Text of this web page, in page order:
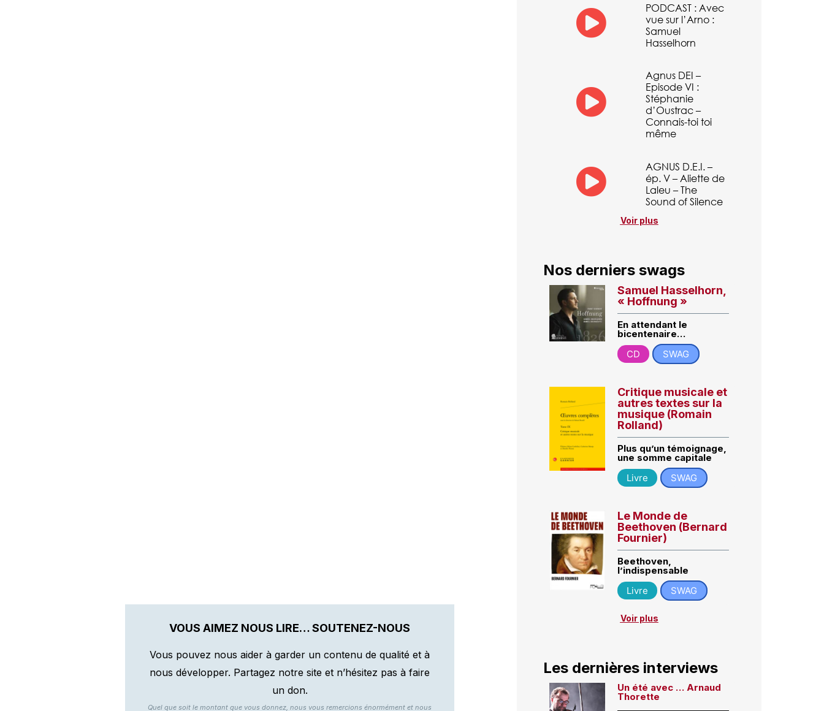
VOUS AIMEZ NOUS LIRE… SOUTENEZ-NOUS
Vous pouvez nous aider à garder un contenu de qualité et à
nous développer. Partagez notre site et n’hésitez pas à faire
un don.
Quel que soit le montant que vous donnez, nous vous remercions énormément et nous
PODCAST : Avec
vue sur l’Arno :
Samuel
Hasselhorn
Agnus DEI –
Episode VI :
Stéphanie
d’Oustrac –
Connais-toi toi
même
AGNUS D.E.I. –
ép. V – Aliette de
Laleu – The
Sound of Silence
Voir plus
Nos derniers swags
Samuel Hasselhorn,
« Hoffnung »
En attendant le
bicentenaire…
CD
SWAG
Critique musicale et
autres textes sur la
musique (Romain
Rolland)
Plus qu’un témoignage,
une somme capitale
Livre
SWAG
Le Monde de
Beethoven (Bernard
Fournier)
Beethoven,
l’indispensable
Livre
SWAG
Voir plus
Les dernières interviews
Un été avec … Arnaud
Thorette